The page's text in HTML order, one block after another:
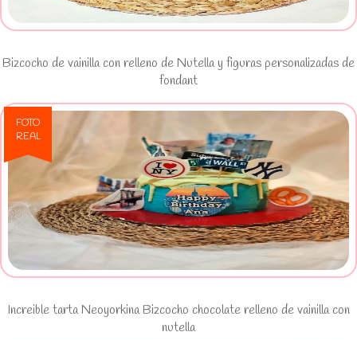
Bizcocho de vainilla con relleno de Nutella y figuras personalizadas de
fondant
FOTO
REAL
Ver Increible tarta Neoyorkina
Bizcocho chocolate relleno de vainilla
con nutella
Increible tarta Neoyorkina Bizcocho chocolate relleno de vainilla con
nutella